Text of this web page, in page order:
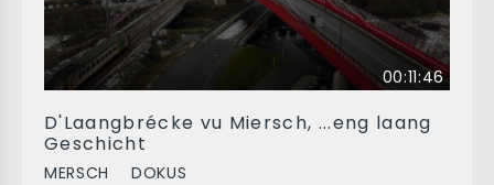
00:11:46
D'Laangbrécke vu Miersch, ...eng laang
Geschicht
MERSCH DOKUS